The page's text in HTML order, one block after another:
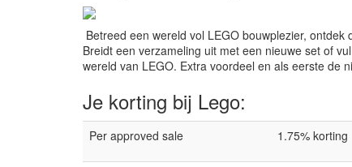
Betreed een wereld vol LEGO bouwplezier,
Breidt een verzameling uit met een nieuwe set of
wereld van LEGO. Extra voordeel en als eerste de
Je korting bij Lego:
Per approved sale 1.75% korting